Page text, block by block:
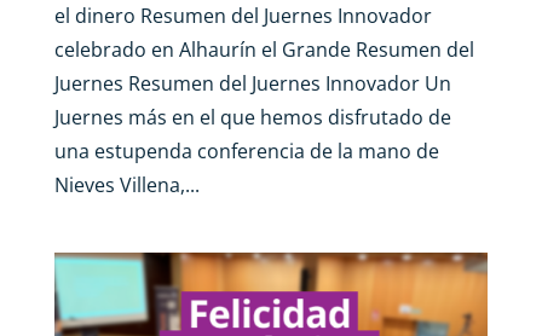
el dinero Resumen del Juernes Innovador
celebrado en Alhaurín el Grande Resumen del
Juernes Resumen del Juernes Innovador Un
Juernes más en el que hemos disfrutado de
una estupenda conferencia de la mano de
Nieves Villena,...